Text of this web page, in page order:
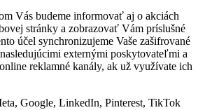
Vás budeme informovať aj o akciách
stránky a zobrazovať Vám príslušné
účel synchronizujeme Vaše zašifrované
externými poskytovateľmi a
reklamné kanály, ak už využívate ich
Google, LinkedIn, Pinterest, TikTok